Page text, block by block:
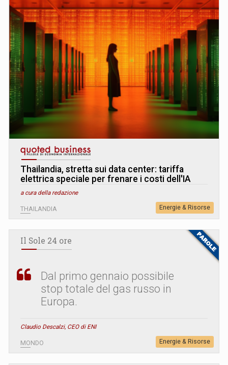
Thailandia, stretta sui data center: tariffa
elettrica speciale per frenare i costi dell'IA
a cura della redazione
THAILANDIA Energie & Risorse
Il Sole 24 ore
Dal primo gennaio possibile
stop totale del gas russo in
Europa.
Claudio Descalzi, CEO di ENI
MONDO Energie & Risorse